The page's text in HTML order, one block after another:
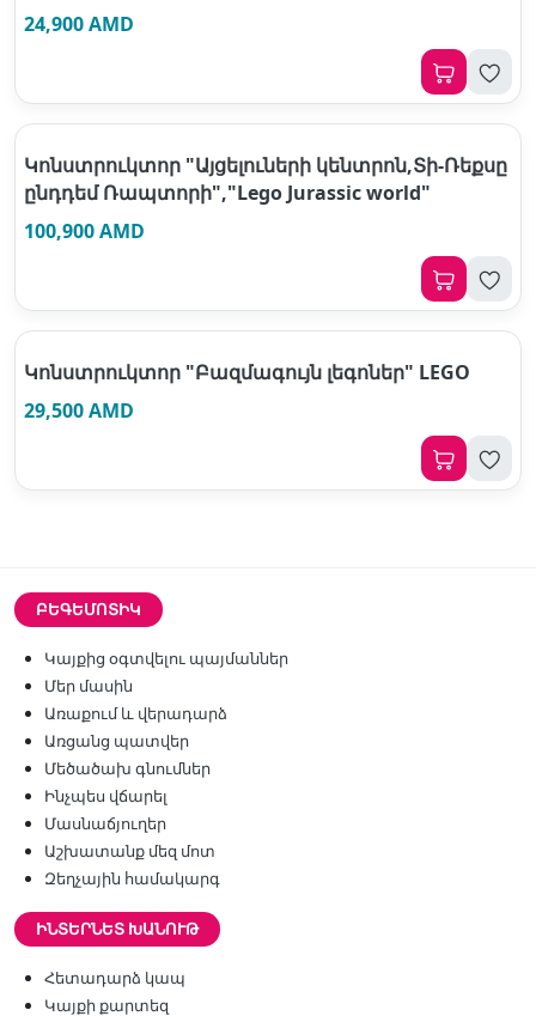
24,900 AMD
Կոնստրուկտոր "Այցելուների կենտրոն,Տի-Ռեքսը
ընդդեմ Ռապտորի","Lego Jurassic world"
100,900 AMD
Կոնստրուկտոր "Բազմագույն լեգոներ" LEGO
29,500 AMD
ԲԵԳԵՄՈՏԻԿ
Կայքից օգտվելու պայմաններ
Մեր մասին
Առաքում և վերադարձ
Առցանց պատվեր
Մեծածախ գնումներ
Ինչպես վճարել
Մասնաճյուղեր
Աշխատանք մեզ մոտ
Զեղչային համակարգ
ԻՆՏԵՐՆԵՏ ԽԱՆՈՒԹ
Հետադարձ կապ
Կայքի քարտեզ